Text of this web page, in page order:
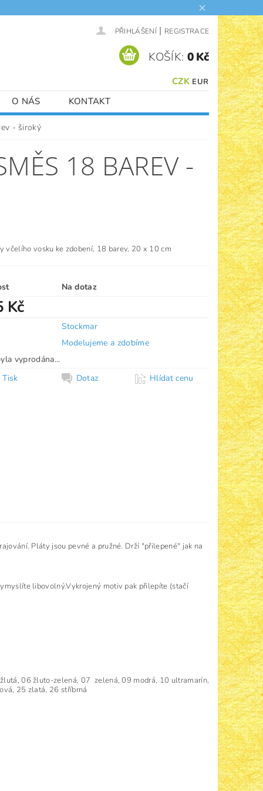
PŘIHLÁŠENÍ | REGISTRACE
CZK EUR
KOŠÍK: 0 Kč
O NÁS KONTAKT
- široký
18 BAREV -
včelího vosku ke zdobení, 18 barev, 20 x 10 cm
Na dotaz
Kč
Stockmar
Modelujeme a zdobíme
vyprodána...
Tisk
Dotaz Hlídat cenu
Pláty jsou pevné a pružné. Drží "přilepené" jak na
libovolný.Vykrojený motiv pak přilepíte (stačí
06 žluto-zelená, 07 zelená, 09 modrá, 10 ultramarín,
25 zlatá, 26 stříbrná